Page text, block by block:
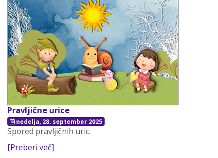
Pravljične urice
nedelja, 28. september 2025
Spored pravljičnih uric.
[Preberi več]